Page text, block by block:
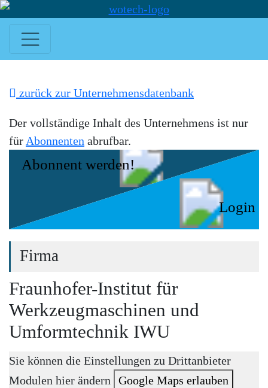
zurück zur Unternehmensdatenbank
Der vollständige Inhalt des Unternehmens ist nur
für Abonnenten abrufbar.
Abonnent werden!
Login
Firma
Fraunhofer-Institut für
Werkzeugmaschinen und
Umformtechnik IWU
Sie können die Einstellungen zu Drittanbieter
Modulen hier ändern
Google Maps erlauben